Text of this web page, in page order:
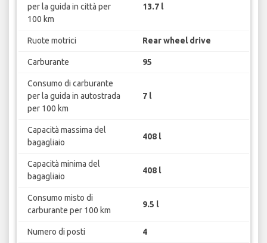
per la guida in città per
100 km
13.7 l
Ruote motrici Rear wheel drive
Carburante 95
Consumo di carburante
per la guida in autostrada
per 100 km
7 l
Capacità massima del
bagagliaio
408 l
Capacità minima del
bagagliaio
408 l
Consumo misto di
carburante per 100 km
9.5 l
Numero di posti 4